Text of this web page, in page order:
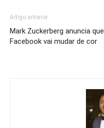
Artigo anterior
Mark Zuckerberg anuncia que
Facebook vai mudar de cor